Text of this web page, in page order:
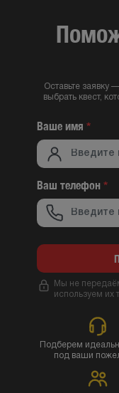
Оставьте заявку
выбрать квест,
Ваше имя *
Ваш телефон*
Мы не
используем их
Подберем
под ваши